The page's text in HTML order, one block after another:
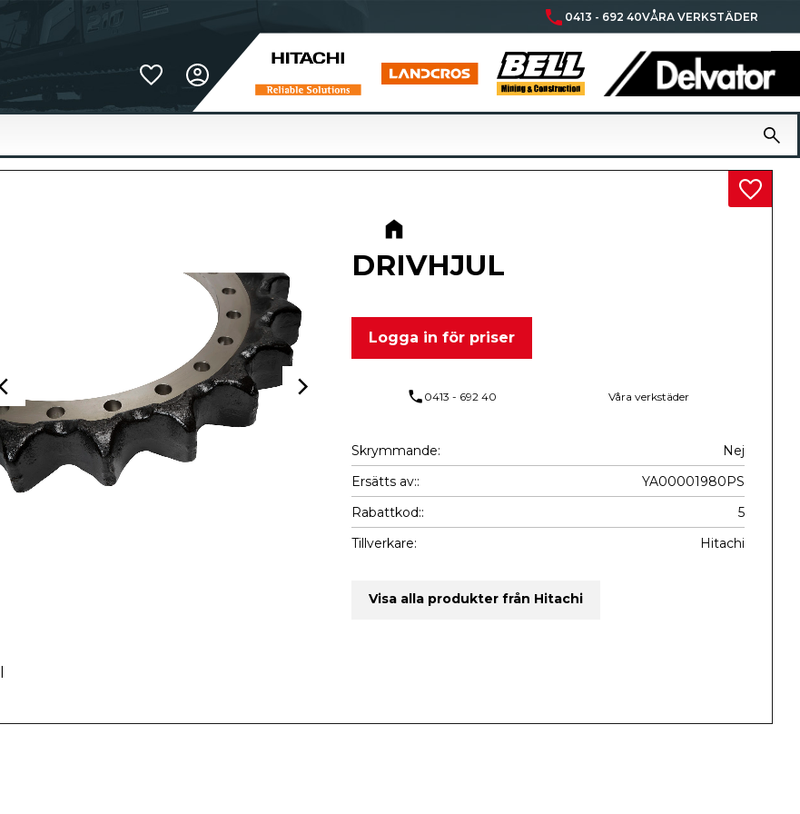
phone 0413 - 692 40VÅRA VERKSTÄDER
Favoriter
DRIVHJUL
Logga in för priser
Lägg
phone 0413 - 692 40 Våra verkstäder
Skrymmande
Nej
Ersätts av:
YA00001980PS
Rabattkod:
5
Tillverkare
Hitachi
Visa alla produkter från Hitachi